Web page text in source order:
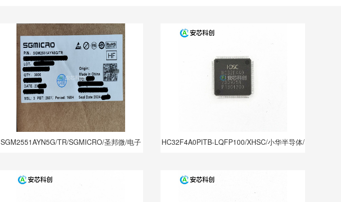
SGM2551AYN5G/TR/SGMICRO/圣邦微/电子
HC32F4A0PITB-LQFP100/XHSC/小华半导体/